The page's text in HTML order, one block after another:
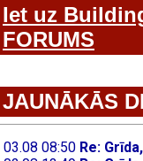
Iet uz
FORUMS
JAUNĀKĀS